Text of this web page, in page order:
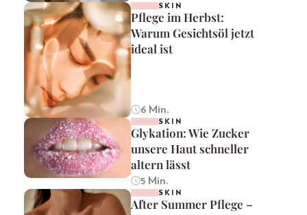
SKIN
Pflege im Herbst:
Warum Gesichtsöl jetzt
ideal ist
6 Min.
SKIN
Glykation: Wie Zucker
unsere Haut schneller
altern lässt
5 Min.
SKIN
After Summer Pflege –